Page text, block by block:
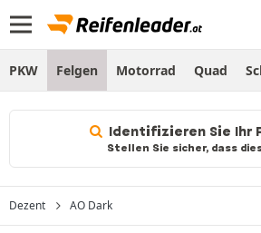
PKW Felgen Motorrad Quad
Identifizieren Sie Ihr
Stellen Sie sicher, dass
Dezent AO Dark